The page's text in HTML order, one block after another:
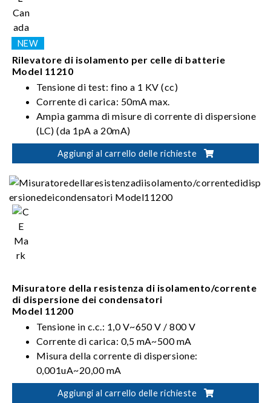
Rilevatore di isolamento per celle di batterie
Model 11210
Tensione di test: fino a 1 KV (cc)
Corrente di carica: 50mA max.
Ampia gamma di misure di corrente di dispersione
(LC) (da 1pA a 20mA)
Test automatico con sequenza: carica-sosta-
misura-scarica
Aggiungi al carrello delle richieste
Misuratore della resistenza di isolamento/corrente
di dispersione dei condensatori
Model 11200
Tensione in c.c.: 1,0 V~650 V / 800 V
Corrente di carica: 0,5 mA~500 mA
Misura della corrente di dispersione:
0,001uA~20,00 mA
Interfaccia standard RS-232, interfacce opzionali
GPIB e Handler
Aggiungi al carrello delle richieste